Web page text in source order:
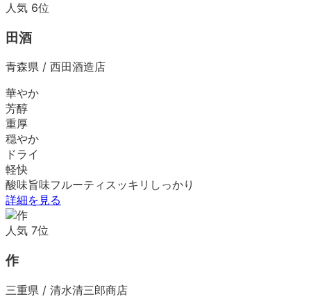
人気 6位
田酒
青森県 / 西田酒造店
華やか
芳醇
重厚
穏やか
ドライ
軽快
酸味旨味フルーティ スッキリ しっかり
詳細を見る
人気 7位
作
三重県 / 清水清三郎商店